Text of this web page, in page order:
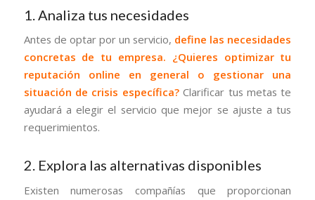
1. Analiza tus necesidades
Antes de optar por un servicio, define las necesidades
concretas de tu empresa. ¿Quieres optimizar tu
reputación online en general o gestionar una
situación de crisis específica?Clarificar tus metas te
ayudará a elegir el servicio que mejor se ajuste a tus
requerimientos.
2. Explora las alternativas disponibles
Existen numerosas compañías que proporcionan